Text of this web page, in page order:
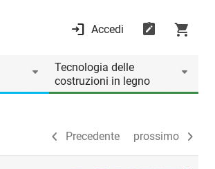
Accedi
Tecnologia delle
costruzioni in legno
Precedente prossimo
Precedente prossimo